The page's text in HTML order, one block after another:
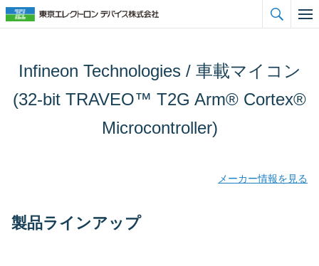

Infineon Technologies / 車載マイコン
(32-bit TRAVEO™ T2G Arm® Cortex®
Microcontroller)
メーカー情報を見る
製品ラインアップ